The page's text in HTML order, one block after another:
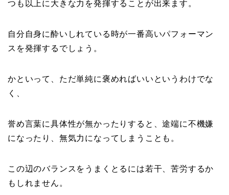
つも以上に大きな力を発揮することが出来ます。
自分自身に酔いしれている時が一番高いパフォーマン
スを発揮するでしょう。
かといって、ただ単純に褒めればいいというわけでな
く、
誉め言葉に具体性が無かったりすると、途端に不機嫌
になったり、無気力になってしまうことも。
この辺のバランスをうまくとるには若干、苦労するか
もしれません。